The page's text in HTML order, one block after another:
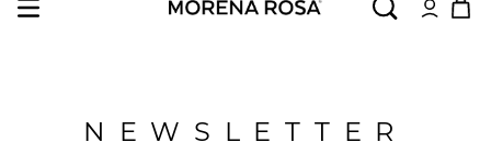
NEWSLETTER